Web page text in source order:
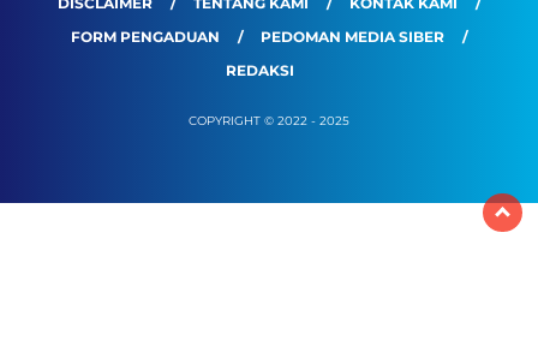
FORM PENGADUAN
PEDOMAN MEDIA SIBER
REDAKSI
COPYRIGHT © 2022 - 2025